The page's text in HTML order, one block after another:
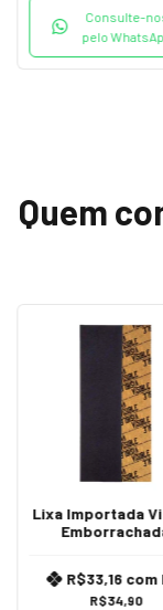
Consulte-
pelo
Quem
Lixa Importada
R$34,90
R$33,16 com